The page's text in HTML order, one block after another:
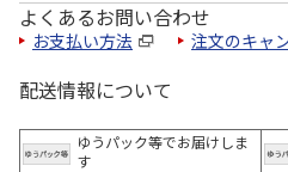
よくあるお問い合わせ
お支払い方法 注文のキャ
配送情報について
ゆうパック等でお届けしま
す